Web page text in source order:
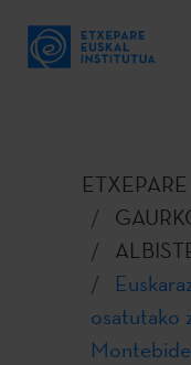
osatutako